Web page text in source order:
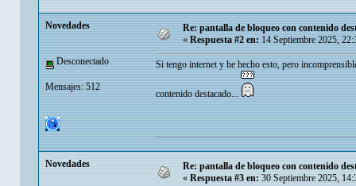
Novedades
Desconectado
Mensajes: 512
Re: pantalla de bloqueo con contenido
«Respuesta #2 en:14 Septiembre 2025,
Si tengo internet y he hecho esto, pero
contenido destacado...
Novedades
Re: pantalla de bloqueo con contenido
« Respuesta #3 en: 30 Septiembre 2025,